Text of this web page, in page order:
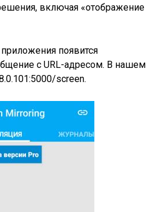
включая «отображение
появится
с URL-адресом. В нашем
screen.